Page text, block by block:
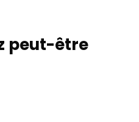
peut-être